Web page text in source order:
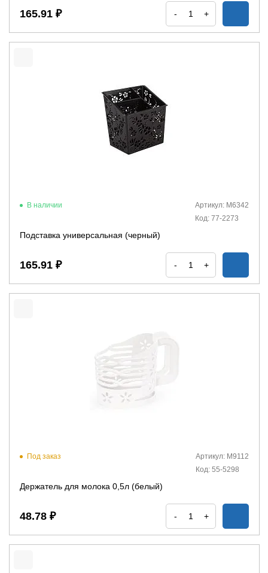
165.91 ₽ - +
В наличии
Артикул: М6342
Код: 77-2273
Подставка универсальная (черный)
165.91 ₽ - +
Под заказ
Артикул: М9112
Код: 55-5298
Держатель для молока 0,5л (белый)
48.78 ₽ - +